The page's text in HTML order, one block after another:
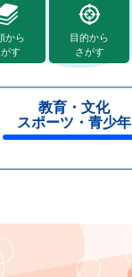
から
す
目的から
さがす
教育・文化
スポーツ・青少年
じ